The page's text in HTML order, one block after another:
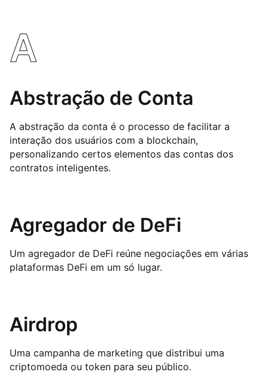
A
Abstração de Conta
A abstração da conta é o processo de facilitar a
interação dos usuários com a blockchain,
personalizando certos elementos das contas dos
contratos inteligentes.
Agregador de DeFi
Um agregador de DeFi reúne negociações em várias
plataformas DeFi em um só lugar.
Airdrop
Uma campanha de marketing que distribui uma
criptomoeda ou token para seu público.